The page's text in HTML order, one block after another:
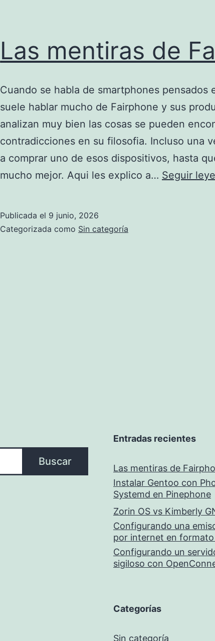
Las mentiras de
Cuando se habla de smartphones pensados
suele hablar mucho de Fairphone y sus
analizan muy bien las cosas se pueden
contradicciones en su filosofia. Incluso una
a comprar uno de esos dispositivos, hasta
mucho mejor. Aqui les explico a… Seguir
Publicada el 9 junio, 2026
Categorizada como Sin categoría
Buscar
Entradas recientes
Las mentiras de
Instalar Gentoo con
Systemd en Pinephone
Zorin OS vs Kimberly
Configurando una
por internet en formato
Configurando un
sigiloso con
Categorías
Sin categoría